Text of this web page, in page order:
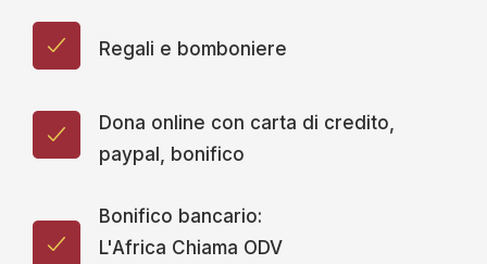
Regali e bomboniere
Dona online con carta di credito,
paypal, bonifico
Bonifico bancario:
L'Africa Chiama ODV